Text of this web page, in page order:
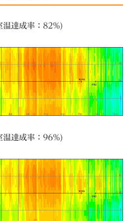
温達成率：82%)
温達成率：96%)